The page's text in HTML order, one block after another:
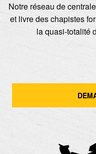
Notre réseau de
et livre des chapistes
la quasi-totalité